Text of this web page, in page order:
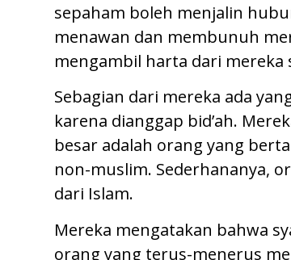
sepaham boleh menjalin
menawan dan membunuh
mengambil harta dari mereka
Sebagian dari mereka ada
karena dianggap bid’ah.
besar adalah orang yang
non-muslim. Sederhananya,
dari Islam.
Mereka mengatakan bahwa
orang yang terus-menerus